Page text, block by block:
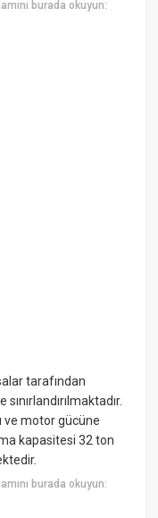
burada okuyun:
tarafından
ve motor gücüne
kapasitesi 32 ton
burada okuyun: